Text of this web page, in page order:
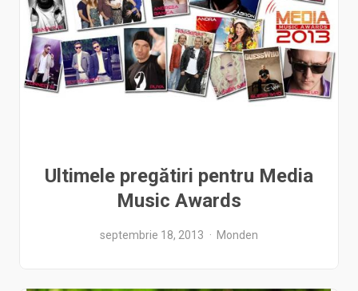
Ultimele pregătiri pentru Media
Music Awards
septembrie 18, 2013 Monden